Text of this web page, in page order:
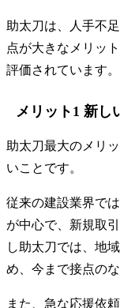
助太刀は、人手不
点が大きなメリッ
評価されています。
メリット1 新し
助太刀最大のメリ
いことです。
従来の建設業界で
が中心で、新規取
し助太刀では、地
め、今まで接点の
また、急な応援依